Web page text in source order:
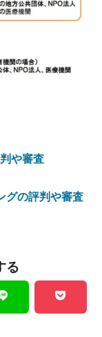
や審査
グの評判や審査
る